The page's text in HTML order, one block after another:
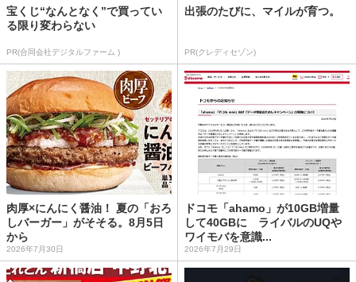
宝くじ“なんとなく”で買ってい
る限り変わらない
PR(合同会社デジタルファーム )
出張のたびに、マイルが育つ。
PR(クレディセゾン)
肉厚×にんにく醤油！ 夏の「おろ
しバーガー」がそそる。8月5日
から
2026年7月30日
ドコモ「ahamo」が10GB増量
して40GBに ライバルのUQや
ワイモバを意識...
2026年7月29日